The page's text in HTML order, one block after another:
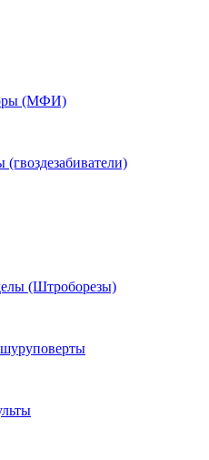
(МФИ)
(гвоздезабиватели)
(Штроборезы)